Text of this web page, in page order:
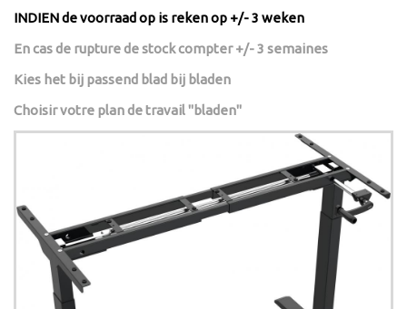
INDIEN de voorraad op is reken op +/- 3 weken
En cas de rupture de stock compter +/- 3 semaines
Kies het bij passend blad bij bladen
Choisir votre plan de travail "bladen"